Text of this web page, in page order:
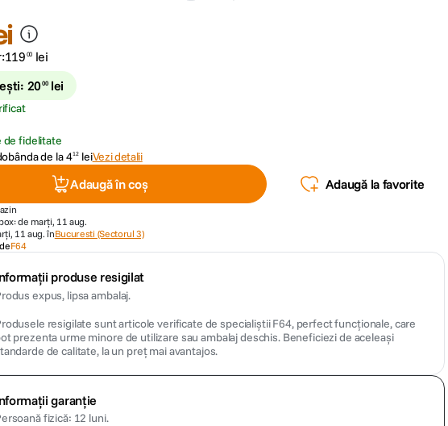
119 00 lei
2000 lei
de fidelitate
de la412 leiVezi detalii
Adaugă în coș Adaugă la favorite
de marți, 11 aug.
11 aug. înBucuresti (Sectorul 3)
F64
produse resigilat
expus, lipsa ambalaj.
resigilate sunt articole verificate de specialiștii F64, perfect funcționale, care
prezenta urme minore de utilizare sau ambalaj deschis. Beneficiezi de aceleași
de calitate, la un preț mai avantajos.
garanție
fizică: 12 luni.